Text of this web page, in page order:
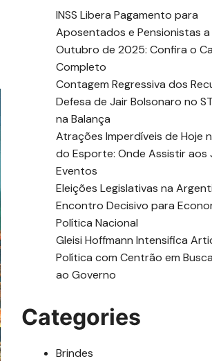
INSS Libera Pagamento para
Aposentados e Pensionistas
Outubro de 2025: Confira o
Completo
Contagem Regressiva dos
Defesa de Jair Bolsonaro no
na Balança
Atrações Imperdíveis de Hoje
do Esporte: Onde Assistir aos
Eventos
Eleições Legislativas na
Encontro Decisivo para
Política Nacional
Gleisi Hoffmann Intensifica
Política com Centrão em
ao Governo
Categories
Brindes